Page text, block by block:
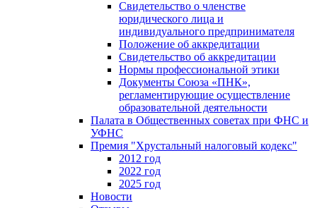
Свидетельство о членстве
юридического лица и
индивидуального предпринимателя
Положение об аккредитации
Свидетельство об аккредитации
Нормы профессиональной этики
Документы Союза «ПНК»,
регламентирующие осуществление
образовательной деятельности
Палата в Общественных советах при ФНС и
УФНС
Премия "Хрустальный налоговый кодекс"
2012 год
2022 год
2025 год
Новости